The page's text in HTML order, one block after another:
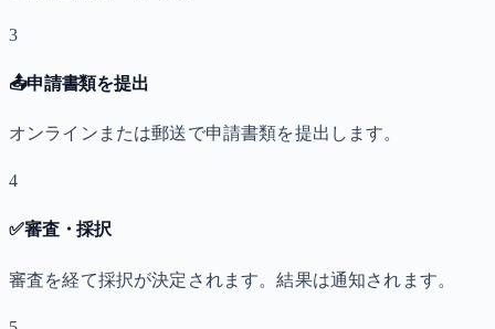
3
📤申請書類を提出
オンラインまたは郵送で申請書類を提出します。
4
✅審査・採択
審査を経て採択が決定されます。結果は通知されます。